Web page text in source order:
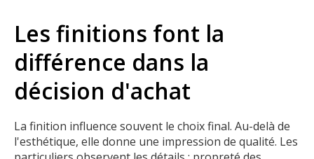
Les finitions font la
différence dans la
décision d'achat
La finition influence souvent le choix final. Au-delà de
l'esthétique, elle donne une impression de qualité. Les